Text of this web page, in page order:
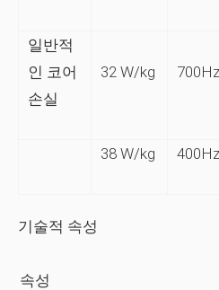
일반적
인 코어
손실
32 W/kg 700Hz
38 W/kg 400Hz
기술적 속성
속성